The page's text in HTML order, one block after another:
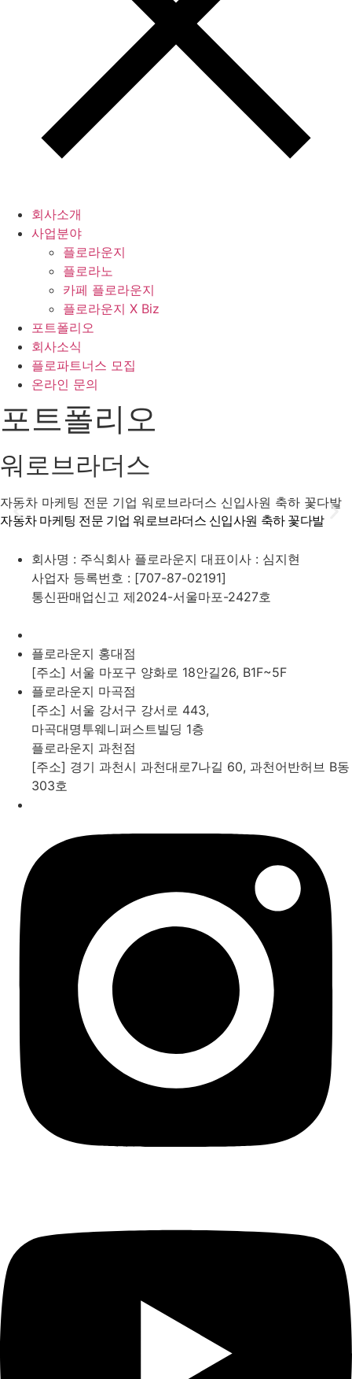
회사소개
사업분야
플로라운지
플로라노
카페 플로라운지
플로라운지 X Biz
포트폴리오
회사소식
플로파트너스 모집
온라인 문의
포트폴리오
워로브라더스
자동차 마케팅 전문 기업 워로브라더스 신입사원 축하 꽃다발
자동차 마케팅 전문 기업 워로브라더스 신입사원 축하 꽃다발
회사명 : 주식회사 플로라운지 대표이사 : 심지현
사업자 등록번호 : [707-87-02191]
통신판매업신고 제2024-서울마포-2427호
플로라운지 홍대점
[주소] 서울 마포구 양화로 18안길26, B1F~5F
플로라운지 마곡점
[주소] 서울 강서구 강서로 443,
마곡대명투웨니퍼스트빌딩 1층
플로라운지 과천점
[주소] 경기 과천시 과천대로7나길 60, 과천어반허브 B동
303호